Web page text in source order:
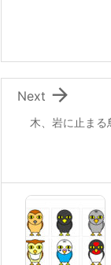
木、岩に止まる

Next